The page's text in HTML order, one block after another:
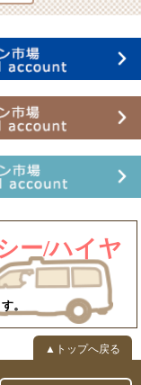
ー/ハイヤ
。
▲トップへ戻る